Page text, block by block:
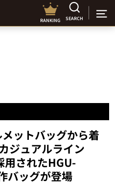
RANKING SEARCH
ットバッグから着
ジュアルライン
用されたHGU-
バッグが登場